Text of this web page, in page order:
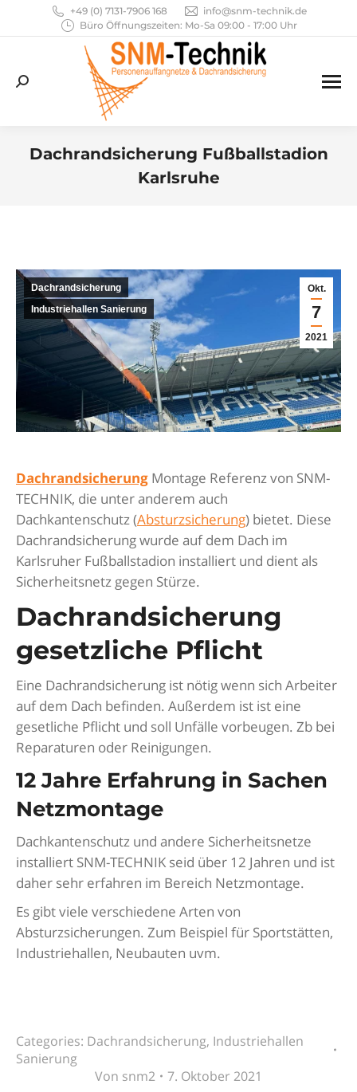
+49 (0) 7131-7906 168
info@snm-technik.de
Büro Öffnungszeiten: Mo-Sa 09:00 - 17:00 Uhr
Search:
Dachrandsicherung Fußballstadion
Karlsruhe
Okt.
7
2021
Dachrandsicherung
Industriehallen Sanierung
Dachrandsicherung Montage Referenz von SNM-
TECHNIK, die unter anderem auch
Dachkantenschutz (Absturzsicherung) bietet. Diese
Dachrandsicherung wurde auf dem Dach im
Karlsruher Fußballstadion installiert und dient als
Sicherheitsnetz gegen Stürze.
Dachrandsicherung
gesetzliche Pflicht
Eine Dachrandsicherung ist nötig wenn sich Arbeiter
auf dem Dach befinden. Außerdem ist ist eine
gesetliche Pflicht und soll Unfälle vorbeugen. Zb bei
Reparaturen oder Reinigungen.
12 Jahre Erfahrung in Sachen
Netzmontage
Dachkantenschutz und andere Sicherheitsnetze
installiert SNM-TECHNIK seid über 12 Jahren und ist
daher sehr erfahren im Bereich Netzmontage.
Es gibt viele verschiedene Arten von
Absturzsicherungen. Zum Beispiel für Sportstätten,
Industriehallen, Neubauten uvm.
Categories: Dachrandsicherung, Industriehallen
Sanierung
Von snm2
7. Oktober 2021